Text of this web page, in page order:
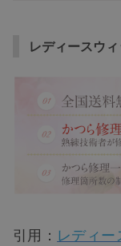
レディースウ
引用： レディ